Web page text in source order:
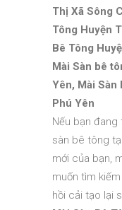
Thị Xã Sông
Tông Huyện
Bê Tông
Mài Sàn bê
Yên, Mài Sàn
Phú Yên
Nếu bạn
sàn bê tông
mới của bạn,
muốn tìm
hồi cải tạo lại